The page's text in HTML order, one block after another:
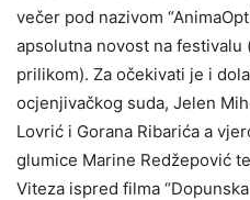
večer pod nazivom
apsolutna novost na festivalu
prilikom). Za očekivati je i
ocjenjivačkog suda, Jelen
Lovrić i Gorana Ribarića a
glumice Marine Redžepović
Viteza ispred filma